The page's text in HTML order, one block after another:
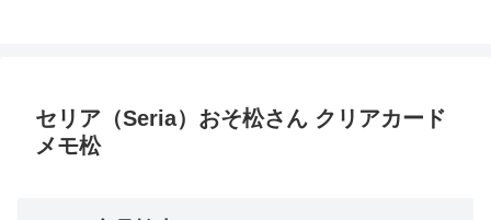
セリア（Seria）おそ松さん クリアカード
メモ松